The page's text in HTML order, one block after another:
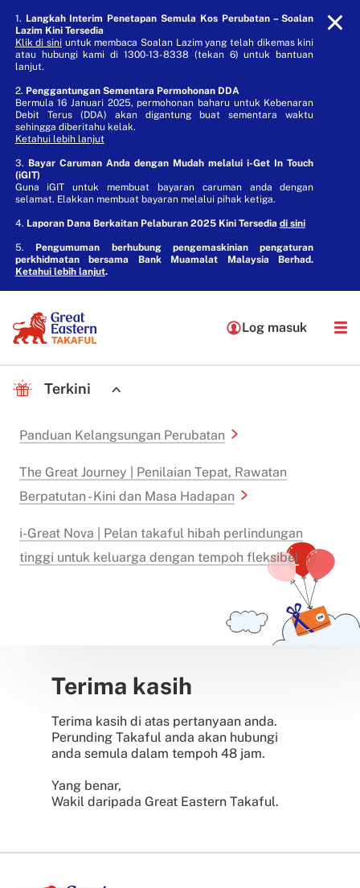
1. Langkah Interim Penetapan Semula Kos Perubatan – Soalan
Lazim Kini Tersedia
Klik di sini untuk membaca Soalan Lazim yang telah dikemas kini
atau hubungi kami di 1300-13-8338 (tekan 6) untuk bantuan
lanjut.
2. Penggantungan Sementara Permohonan DDA
Bermula 16 Januari 2025, permohonan baharu untuk Kebenaran
Debit Terus (DDA) akan digantung buat sementara waktu
sehingga diberitahu kelak.
Ketahui lebih lanjut
3. Bayar Caruman Anda dengan Mudah melalui i-Get In Touch
(iGIT)
Guna iGIT untuk membuat bayaran caruman anda dengan
selamat. Elakkan membuat bayaran melalui pihak ketiga.
4. Laporan Dana Berkaitan Pelaburan 2025 Kini Tersedia di sini
5. Pengumuman berhubung pengemaskinian pengaturan
perkhidmatan bersama Bank Muamalat Malaysia Berhad.
Ketahui lebih lanjut.
Log masuk
Terkini
Panduan Kelangsungan Perubatan
The Great Journey | Penilaian Tepat, Rawatan
Berpatutan - Kini dan Masa Hadapan
i-Great Nova | Pelan takaful hibah perlindungan
tinggi untuk keluarga dengan tempoh fleksibel
Terima kasih
Terima kasih di atas pertanyaan anda.
Perunding Takaful anda akan hubungi
anda semula dalam tempoh 48 jam.
Yang benar,
Wakil daripada Great Eastern Takaful.